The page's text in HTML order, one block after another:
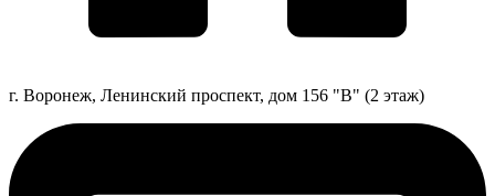
г. Воронеж, Ленинский проспект, дом 156 "В" (2 этаж)